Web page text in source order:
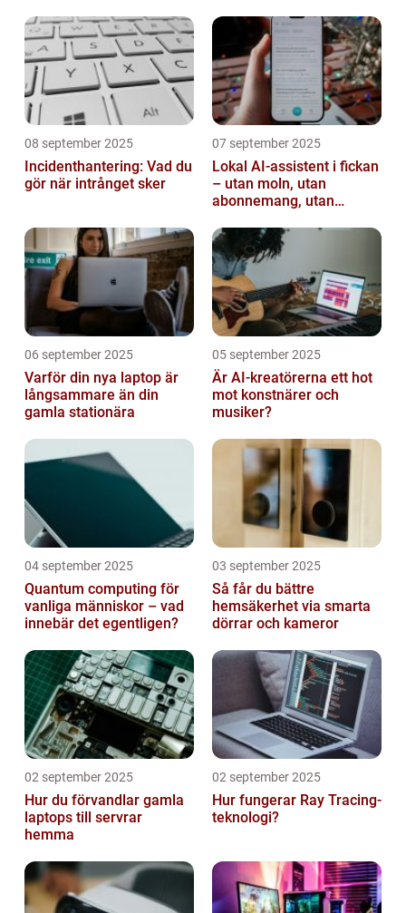
08 september 2025
Incidenthantering: Vad du
gör när intrånget sker
07 september 2025
Lokal AI-assistent i fickan
– utan moln, utan
abonnemang, utan
06 september 2025
Varför din nya laptop är
långsammare än din
gamla stationära
05 september 2025
Är AI-kreatörerna ett hot
mot konstnärer och
musiker?
04 september 2025
Quantum computing för
vanliga människor – vad
innebär det egentligen?
03 september 2025
Så får du bättre
hemsäkerhet via smarta
dörrar och kameror
02 september 2025
Hur du förvandlar gamla
laptops till servrar
hemma
02 september 2025
Hur fungerar Ray Tracing-
teknologi?